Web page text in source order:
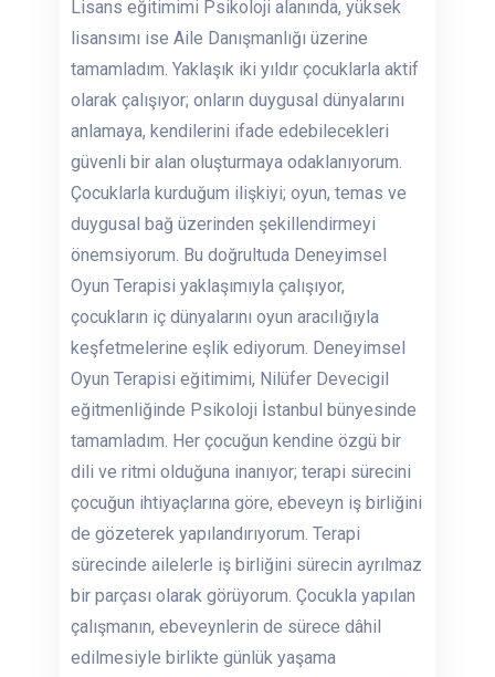
Lisans eğitimimi Psikoloji alanında, yüksek
lisansımı ise Aile Danışmanlığı üzerine
tamamladım. Yaklaşık iki yıldır çocuklarla aktif
olarak çalışıyor; onların duygusal dünyalarını
anlamaya, kendilerini ifade edebilecekleri
güvenli bir alan oluşturmaya odaklanıyorum.
Çocuklarla kurduğum ilişkiyi; oyun, temas ve
duygusal bağ üzerinden şekillendirmeyi
önemsiyorum. Bu doğrultuda Deneyimsel
Oyun Terapisi yaklaşımıyla çalışıyor,
çocukların iç dünyalarını oyun aracılığıyla
keşfetmelerine eşlik ediyorum. Deneyimsel
Oyun Terapisi eğitimimi, Nilüfer Devecigil
eğitmenliğinde Psikoloji İstanbul bünyesinde
tamamladım. Her çocuğun kendine özgü bir
dili ve ritmi olduğuna inanıyor; terapi sürecini
çocuğun ihtiyaçlarına göre, ebeveyn iş birliğini
de gözeterek yapılandırıyorum. Terapi
sürecinde ailelerle iş birliğini sürecin ayrılmaz
bir parçası olarak görüyorum. Çocukla yapılan
çalışmanın, ebeveynlerin de sürece dâhil
edilmesiyle birlikte günlük yaşama